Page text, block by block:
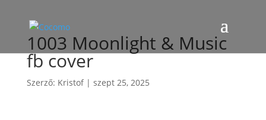
1003 Moonlight & Music
fb cover
Szerző: Kristof| szept 25, 2025